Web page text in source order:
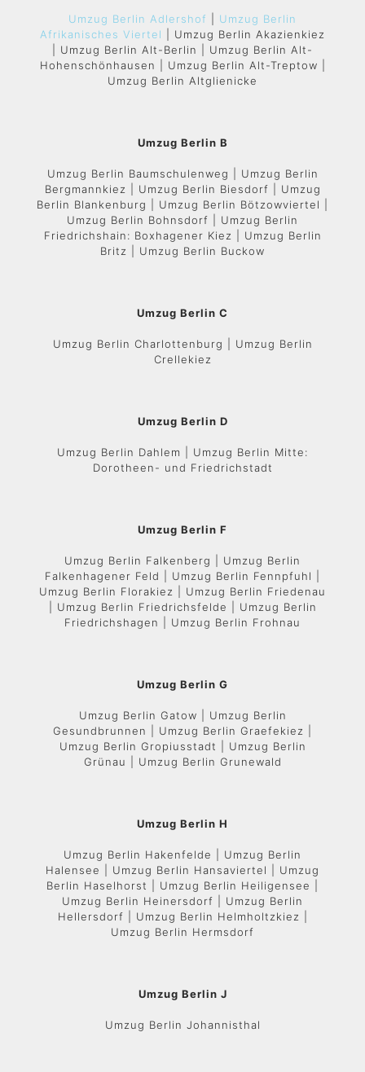
Umzug Berlin Adlershof
Umzug Berlin
Afrikanisches Viertel
| Umzug Berlin Akazienkiez
| Umzug Berlin Alt-Berlin | Umzug Berlin Alt-
Hohenschönhausen | Umzug Berlin Alt-Treptow |
Umzug Berlin Altglienicke
Umzug Berlin B
Umzug Berlin Baumschulenweg | Umzug Berlin
Bergmannkiez | Umzug Berlin Biesdorf | Umzug
Berlin Blankenburg | Umzug Berlin Bötzowviertel |
Umzug Berlin Bohnsdorf | Umzug Berlin
Friedrichshain: Boxhagener Kiez | Umzug Berlin
Britz | Umzug Berlin Buckow
Umzug Berlin C
Umzug Berlin Charlottenburg | Umzug Berlin
Crellekiez
Umzug Berlin D
Umzug Berlin Dahlem | Umzug Berlin Mitte:
Dorotheen- und Friedrichstadt
Umzug Berlin F
Umzug Berlin Falkenberg | Umzug Berlin
Falkenhagener Feld | Umzug Berlin Fennpfuhl |
Umzug Berlin Florakiez | Umzug Berlin Friedenau
| Umzug Berlin Friedrichsfelde | Umzug Berlin
Friedrichshagen | Umzug Berlin Frohnau
Umzug Berlin G
Umzug Berlin Gatow | Umzug Berlin
Gesundbrunnen | Umzug Berlin Graefekiez |
Umzug Berlin Gropiusstadt | Umzug Berlin
Grünau | Umzug Berlin Grunewald
Umzug Berlin H
Umzug Berlin Hakenfelde | Umzug Berlin
Halensee | Umzug Berlin Hansaviertel | Umzug
Berlin Haselhorst | Umzug Berlin Heiligensee |
Umzug Berlin Heinersdorf | Umzug Berlin
Hellersdorf | Umzug Berlin Helmholtzkiez |
Umzug Berlin Hermsdorf
Umzug Berlin J
Umzug Berlin Johannisthal